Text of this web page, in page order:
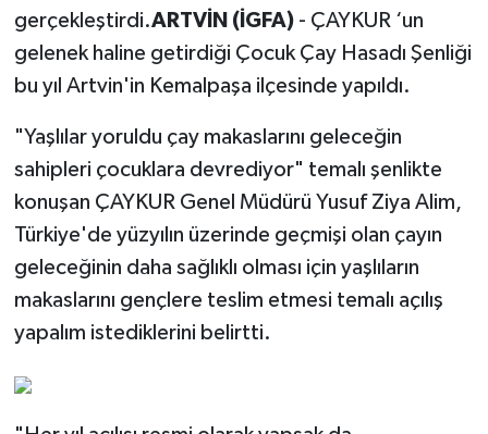
gerçekleştirdi.ARTVİN (İGFA) - ÇAYKUR ‘un
gelenek haline getirdiği Çocuk Çay Hasadı Şenliği
bu yıl Artvin'in Kemalpaşa ilçesinde yapıldı.
"Yaşlılar yoruldu çay makaslarını geleceğin
sahipleri çocuklara devrediyor" temalı şenlikte
konuşan ÇAYKUR Genel Müdürü Yusuf Ziya Alim,
Türkiye'de yüzyılın üzerinde geçmişi olan çayın
geleceğinin daha sağlıklı olması için yaşlıların
makaslarını gençlere teslim etmesi temalı açılış
yapalım istediklerini belirtti.